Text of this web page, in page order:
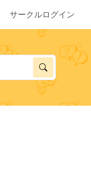
サークルログイン